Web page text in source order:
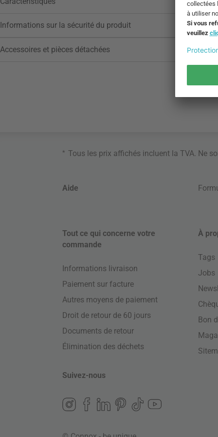
Informations sur la sécurité du produit
Accessoires et pièces détachées
* Tous les prix affichés incluent la TVA. Ne
Aide
Tout ce qui concerne votre
commande
Informations livraison
Paiement sur facture
Autres moyens de paiement
Droit de retour de 60 jours
Documents de retour
Élimination des déchets
À
Tags
Jobs
Bon
Suivez-nous